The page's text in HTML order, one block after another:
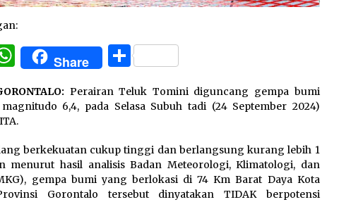
WhatsApp
Share Share
Perairan Teluk Tomini diguncang gempa bumi
6,4, pada Selasa Subuh tadi (24 September 2024)
berkekuatan cukup tinggi dan berlangsung kurang lebih 1
menurut hasil analisis Badan Meteorologi, Klimatologi, dan
gempa bumi yang berlokasi di 74 Km Barat Daya Kota
Gorontalo tersebut dinyatakan TIDAK berpotensi